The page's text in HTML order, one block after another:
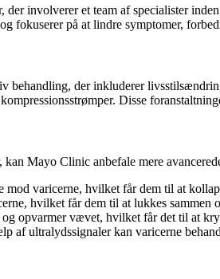
involverer et team af specialister
fokuserer på at lindre symptomer,
der inkluderer
Disse
Mayo Clinic anbefale mere
mod varicerne, hvilket får dem til at
hvilket får dem til at lukkes sammen
opvarmer vævet, hvilket får det til at
af ultralydssignaler kan varicerne